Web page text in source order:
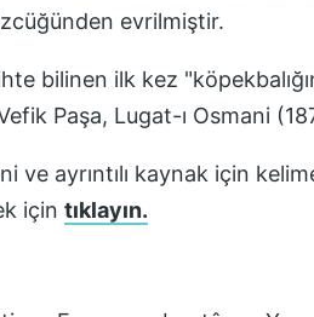
evrilmiştir.
bilinen ilk kez
Paşa, Lugat-ı Osmani
ve ayrıntılı kaynak için
için tıklayın.